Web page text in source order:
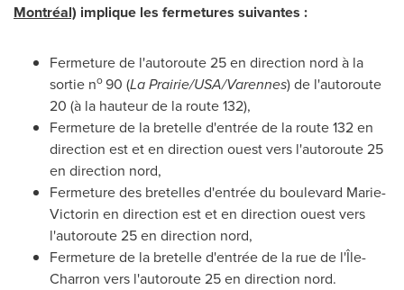
Montréal) implique les fermetures suivantes :
Fermeture de l'autoroute 25 en direction nord à la
sortie no90 (La Prairie/USA/Varennes) de l'autoroute
20 (à la hauteur de la route 132),
Fermeture de la bretelle d'entrée de la route 132 en
direction est et en direction ouest vers l'autoroute 25
en direction nord,
Fermeture des bretelles d'entrée du boulevard Marie-
Victorin en direction est et en direction ouest vers
l'autoroute 25 en direction nord,
Fermeture de la bretelle d'entrée de la rue de l'Île-
Charron vers l'autoroute 25 en direction nord.